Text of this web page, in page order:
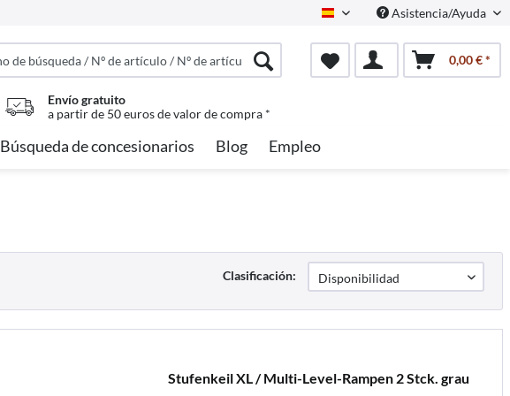
Spanisch Asistencia/Ayuda
0,00 € *
Envío gratuito
a partir de 50 euros de valor de compra *
Búsqueda de concesionarios Blog Empleo
Clasificación:
Stufenkeil XL / Multi-Level-Rampen 2 Stck. grau